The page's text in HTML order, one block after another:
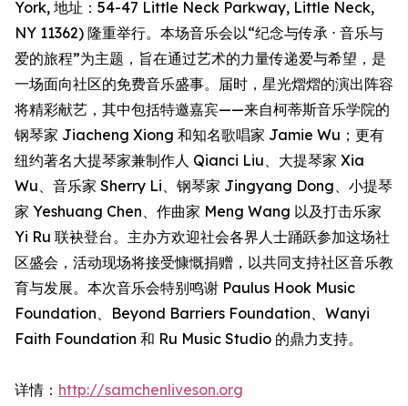
York, 地址：54-47 Little Neck Parkway, Little Neck,
NY 11362) 隆重举行。本场音乐会以“纪念与传承 ⋅ 音乐与
爱的旅程”为主题，旨在通过艺术的力量传递爱与希望，是
一场面向社区的免费音乐盛事。届时，星光熠熠的演出阵容
将精彩献艺，其中包括特邀嘉宾——来自柯蒂斯音乐学院的
钢琴家 Jiacheng Xiong 和知名歌唱家 Jamie Wu；更有
纽约著名大提琴家兼制作人 Qianci Liu、大提琴家 Xia
Wu、音乐家 Sherry Li、钢琴家 Jingyang Dong、小提琴
家 Yeshuang Chen、作曲家 Meng Wang 以及打击乐家
Yi Ru 联袂登台。主办方欢迎社会各界人士踊跃参加这场社
区盛会，活动现场将接受慷慨捐赠，以共同支持社区音乐教
育与发展。本次音乐会特别鸣谢 Paulus Hook Music
Foundation、Beyond Barriers Foundation、Wanyi
Faith Foundation 和 Ru Music Studio 的鼎力支持。
详情： http://samchenliveson.org